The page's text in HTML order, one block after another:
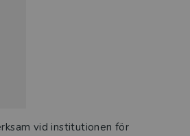
vid institutionen för